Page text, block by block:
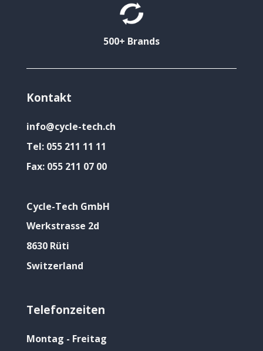
500+ Brands
Kontakt
info@cycle-tech.ch
Tel: 055 211 11 11
Fax: 055 211 07 00
Cycle-Tech GmbH
Werkstrasse 2d
8630 Rüti
Switzerland
Telefonzeiten
Montag - Freitag